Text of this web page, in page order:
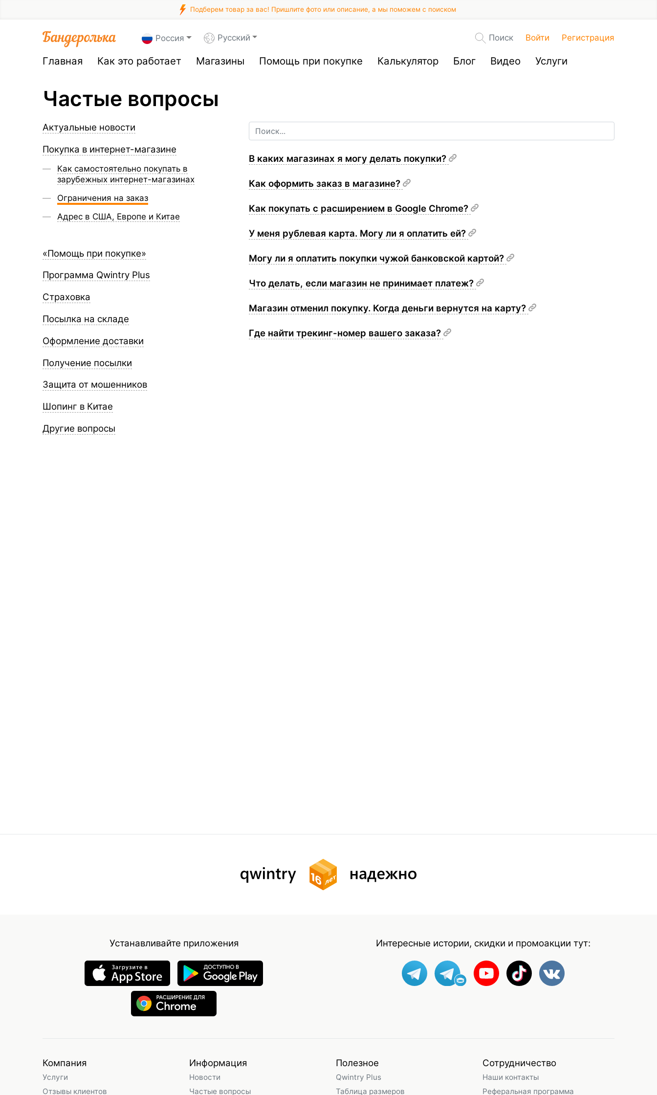
Подберем товар за вас! Пришлите фото или описание, а мы поможем с поиском
Россия Русский Поиск Войти Регистрация
Главная Как это работает Магазины Помощь при покупке Калькулятор Блог Видео Услуги
Частые вопросы
Актуальные новости
Покупка в интернет-магазине
Как самостоятельно покупать в
зарубежных интернет-магазинах
Ограничения на заказ
Адрес в США, Европе и Китае
«Помощь при покупке»
Программа Qwintry Plus
Страховка
Посылка на складе
Оформление доставки
Получение посылки
Защита от мошенников
Шопинг в Китае
Другие вопросы
В каких магазинах я могу делать покупки?
Как оформить заказ в магазине?
Как покупать с расширением в Google Chrome?
У меня рублевая карта. Могу ли я оплатить ей?
Могу ли я оплатить покупки чужой банковской картой?
Что делать, если магазин не принимает платеж?
Магазин отменил покупку. Когда деньги вернутся на карту?
Где найти трекинг-номер вашего заказа?
Устанавливайте приложения Интересные истории, скидки и промоакции тут:
Компания
Услуги
Отзывы клиентов
Информация
Новости
Частые вопросы
Полезное
Qwintry Plus
Таблица размеров
Сотрудничество
Наши контакты
Реферальная программа